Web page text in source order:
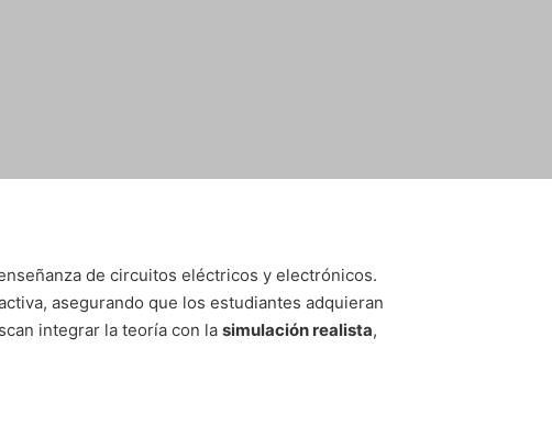
de circuitos eléctricos y electrónicos.
asegurando que los estudiantes adquieran
integrar la teoría con la simulación realista,